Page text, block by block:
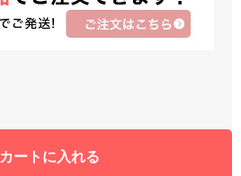
カートに入れる